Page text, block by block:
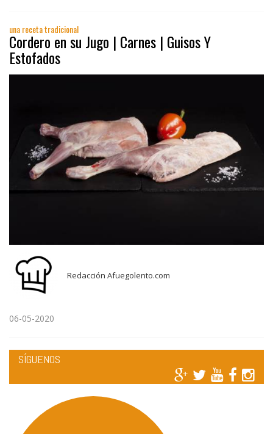
una receta tradicional
Cordero en su Jugo | Carnes | Guisos Y
Estofados
Redacción Afuegolento.com
06-05-2020
SÍGUENOS